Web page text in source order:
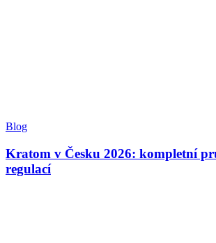
Blog
Kratom v Česku 2026: kompletní
regulací